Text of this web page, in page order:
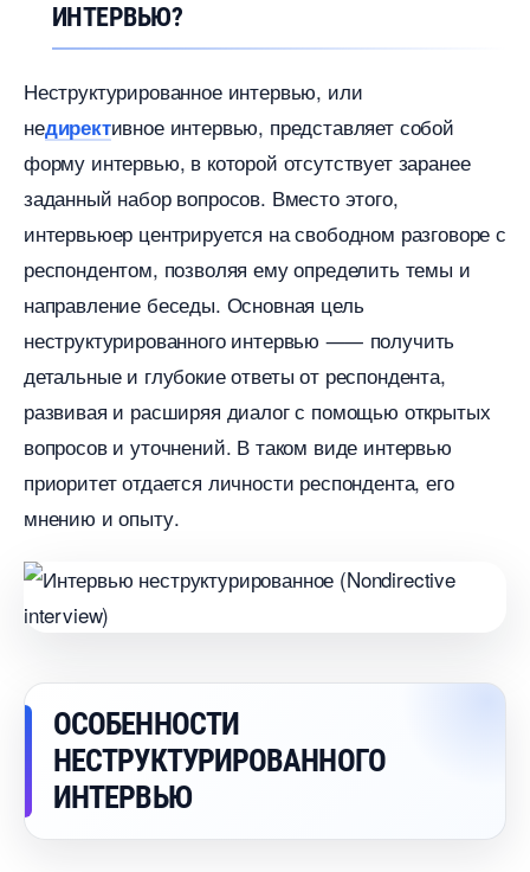
ИНТЕРВЬЮ?​
Неструктурированное интервью, или
недирективное интервью, представляет собой
форму интервью, в которой отсутствует заранее
заданный набор вопросов.​ Вместо этого,
интервьюер центрируется на свободном разговоре с
респондентом, позволяя ему определить темы и
направление беседы.​ Основная цель
неструктурированного интервью ⸺ получить
детальные и глубокие ответы от респондента,
развивая и расширяя диалог с помощью открытых
опросов и уточнений.​ В таком виде интервью
приоритет отдается личности респондента, его
мнению и опыту.
ОСОБЕННОСТИ
НЕСТРУКТУРИРОВАННОГО
ИНТЕРВЬЮ